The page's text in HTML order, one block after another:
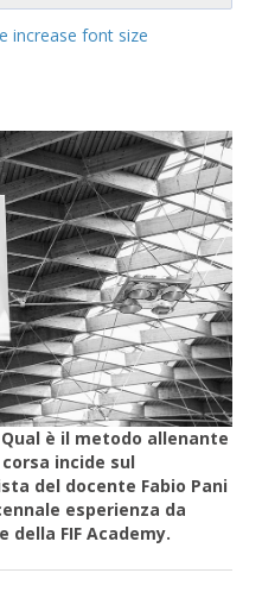
increase font size
è il metodo allenante
incide sul
del docente Fabio Pani
esperienza da
FIF Academy.